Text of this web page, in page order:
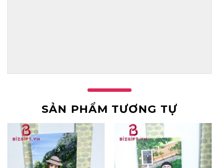
SẢN PHẨM TƯƠNG TỰ